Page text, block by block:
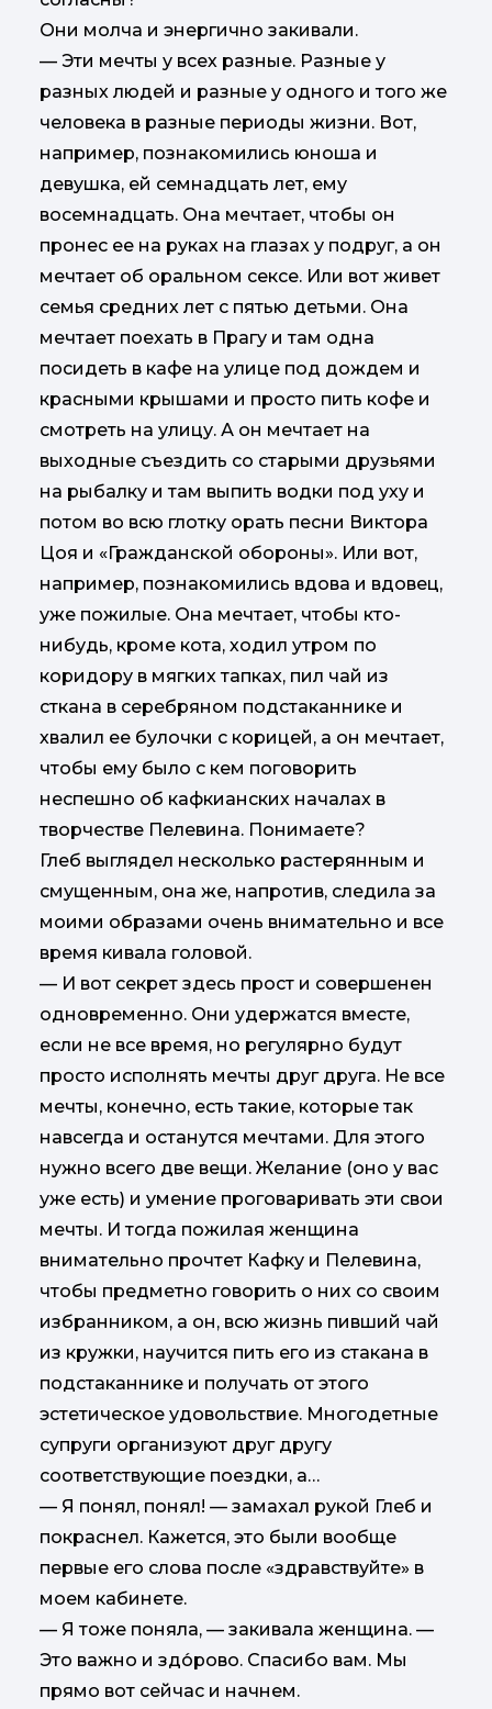
Они молча и энергично закивали.
— Эти мечты у всех разные. Разные у
разных людей и разные у одного и того же
человека в разные периоды жизни. Вот,
например, познакомились юноша и
девушка, ей семнадцать лет, ему
восемнадцать. Она мечтает, чтобы он
пронес ее на руках на глазах у подруг, а он
мечтает об оральном сексе. Или вот живет
семья средних лет с пятью детьми. Она
мечтает поехать в Прагу и там одна
посидеть в кафе на улице под дождем и
красными крышами и просто пить кофе и
смотреть на улицу. А он мечтает на
выходные съездить со старыми друзьями
на рыбалку и там выпить водки под уху и
потом во всю глотку орать песни Виктора
Цоя и «Гражданской обороны». Или вот,
например, познакомились вдова и вдовец,
уже пожилые. Она мечтает, чтобы кто-
нибудь, кроме кота, ходил утром по
коридору в мягких тапках, пил чай из
сткана в серебряном подстаканнике и
хвалил ее булочки с корицей, а он мечтает,
чтобы ему было с кем поговорить
неспешно об кафкианских началах в
творчестве Пелевина. Понимаете?
Глеб выглядел несколько растерянным и
смущенным, она же, напротив, следила за
моими образами очень внимательно и все
время кивала головой.
— И вот секрет здесь прост и совершенен
одновременно. Они удержатся вместе,
если не все время, но регулярно будут
просто исполнять мечты друг друга. Не все
мечты, конечно, есть такие, которые так
навсегда и останутся мечтами. Для этого
нужно всего две вещи. Желание (оно у вас
уже есть) и умение проговаривать эти свои
мечты. И тогда пожилая женщина
внимательно прочтет Кафку и Пелевина,
чтобы предметно говорить о них со своим
избранником, а он, всю жизнь пивший чай
из кружки, научится пить его из стакана в
подстаканнике и получать от этого
эстетическое удовольствие. Многодетные
супруги организуют друг другу
соответствующие поездки, а…
— Я понял, понял! — замахал рукой Глеб и
покраснел. Кажется, это были вообще
первые его слова после «здравствуйте» в
моем кабинете.
— Я тоже поняла, — закивала женщина. —
Это важно и здо́рово. Спасибо вам. Мы
прямо вот сейчас и начнем.